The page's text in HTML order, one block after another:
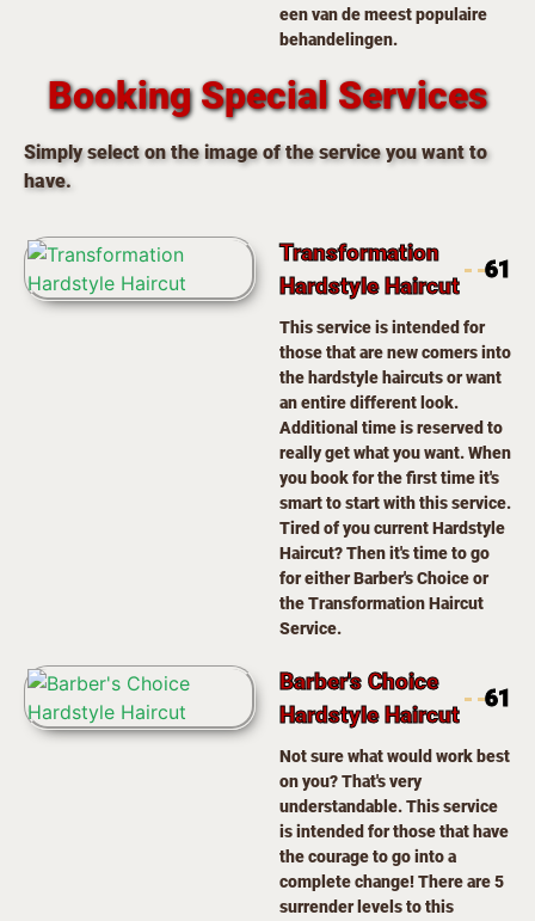
een van de meest populaire
behandelingen.
Booking Special Services
Simply select on the image of the service you want to
have.
Transformation
Hardstyle Haircut
61
This service is intended for
those that are new comers into
the hardstyle haircuts or want
an entire different look.
Additional time is reserved to
really get what you want. When
you book for the first time it's
smart to start with this service.
Tired of you current Hardstyle
Haircut? Then it's time to go
for either Barber's Choice or
the Transformation Haircut
Service.
Barber's Choice
Hardstyle Haircut
61
Not sure what would work best
on you? That's very
understandable. This service
is intended for those that have
the courage to go into a
complete change! There are 5
surrender levels to this